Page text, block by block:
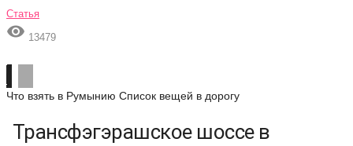
Статья
 13479
Что взять в Румынию Список вещей в дорогу
Трансфэгэрашское шоссе в